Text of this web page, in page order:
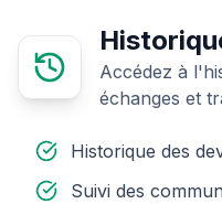
Accédez à
échanges et
Historique des
Suivi des